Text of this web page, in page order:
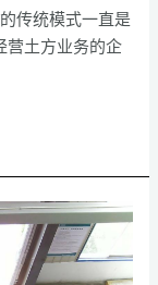
传统模式一直是
土方业务的企